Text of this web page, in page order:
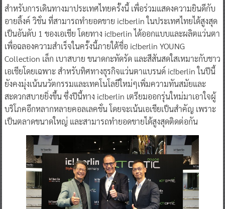
สำหรับการเดินทางมาประเทศไทยครั้งนี้ เพื่อร่วมแสดงความยินดีกับ
อายลิ้งค์ วิชั่น ที่สามารถทำยอดขาย ic!berlin ในประเทศไทยได้สูงสุด
เป็นอันดับ 1 ของเอเชีย โดยทาง ic!berlin ได้ออกแบบและผลิตแว่นตา
เพื่อฉลองความสำเร็จในครั้งนี้ภายใต้ชื่อ ic!berlin YOUNG
Collection เล็ก เบาสบาย ขนาดกะทัดรัด และสีสันสดใสเหมาะกับชาว
เอเชียโดยเฉพาะ สำหรับทิศทางธุรกิจแว่นตาแบรนด์ ic!berlin ในปีนี้
ยังคงมุ่งเน้นนวัตกรรมและเทคโนโลยีใหม่ๆเพิ่มความทันสมัยและ
สะดวกสบายยิ่งขึ้น ซึ่งปีนี้ทาง ic!berlin เตรียมออกรุ่นใหม่มาเอาใจผู้
บริโภคอีกหลากหลายคอลเลคชั่น โดยจะเน้นเอเชียเป็นสำคัญ เพราะ
เป็นตลาดขนาดใหญ่ และสามารถทำยอดขายได้สูงสุดติดต่อกัน